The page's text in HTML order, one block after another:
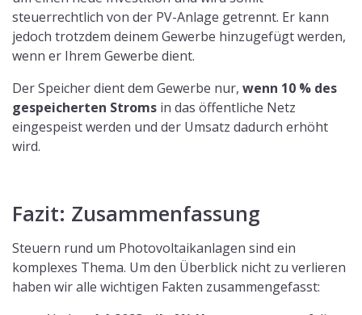
Rückwirkend ab dem 1.1.2023 gilt eine
Einkommensteuerbefreiungvon
Photovoltaikanlagen mit weniger Leistung als 30
Für eine Photovoltaikanlage, welche ab 2023
unter die Steuerbefreiung zählt, musskeine
Gewinnermittlungund keine Anlage EÜR beim
verbindliche Rechtsberatung dar.
Über die Autorin